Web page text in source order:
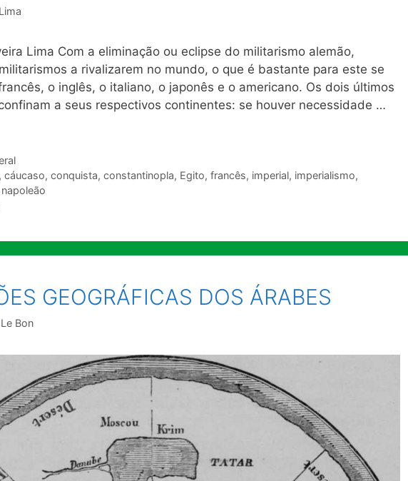
Lima Com a eliminação ou eclipse do militarismo alemão,
a rivalizarem no mundo, o que é bastante para este se
o inglês, o italiano, o japonês e o americano. Os dois últimos
a seus respectivos continentes: se houver necessidade …
cáucaso, conquista, constantinopla, Egito, francês, imperial, imperialismo,
napoleão
GEOGRÁFICAS DOS ÁRABES
Bon